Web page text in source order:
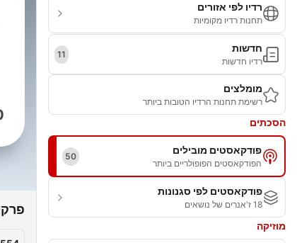
רדיו לפי אזורים
תחנות רדיו מקומיות
חדשות
רדיו חדשות
11
מומלצים
רשימת תחנות הרדיו הטובות ביותר
הסכתים
פודקאסטים מובילים
הפודקאסטים הפופולריים ביותר
50
פודקאסטים לפי סגנונות
18 ז'אנרים של נושאים
מוזיקה